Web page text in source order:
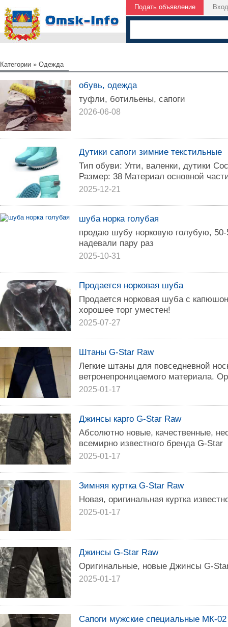
Подать объявление Вход
Категории » Одежда
обувь, одежда
туфли, ботильены, сапоги
2026-06-08
Дутики сапоги зимние текстильные
Тип обуви: Угги, валенки, дутики
Размер: 38 Материал основной
2025-12-21
шуба норка голубая
продаю шубу норковую голубую,
надевали пару раз
2025-10-31
Продается норковая шуба
Продается норковая шуба с
хорошее торг уместен!
2025-07-27
Штаны G-Star Raw
Легкие штаны для повседневной
ветронепроницаемого материала.
2025-01-17
Джинсы карго G-Star Raw
Абсолютно новые, качественные,
всемирно известного бренда G-Star
2025-01-17
Зимняя куртка G-Star Raw
Новая, оригинальная куртка
2025-01-17
Джинсы G-Star Raw
Оригинальные, новые Джинсы G-
2025-01-17
Сапоги мужские специальные МК-